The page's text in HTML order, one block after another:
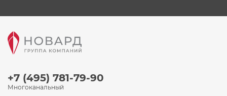
+7 (495) 781-79-90
Многоканальный